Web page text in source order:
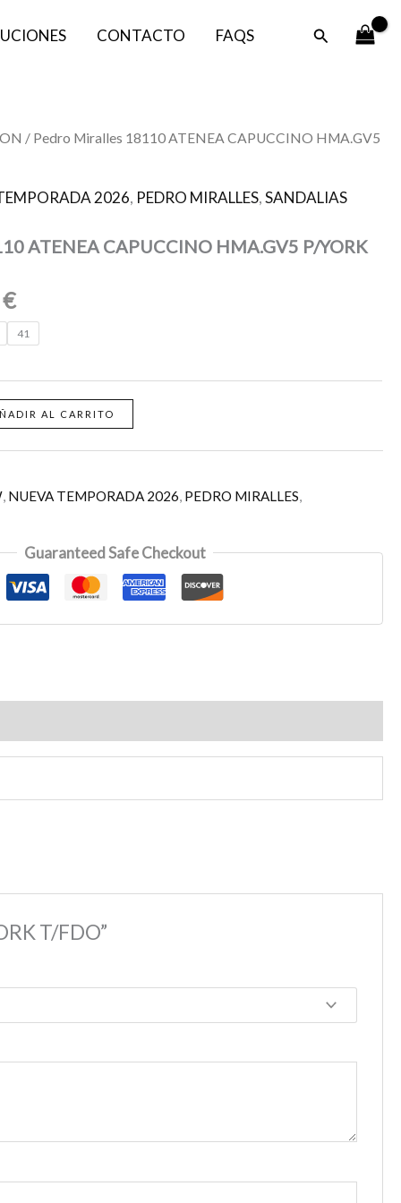
CONTACTO FAQS Buscar
/ Pedro Miralles 18110 ATENEA CAPUCCINO HMA.GV5
2026, PEDRO MIRALLES,SANDALIAS
ATENEA CAPUCCINO HMA.GV5 P/YORK
€.
€
El
actual
es:
80,00 €.
41
AL CARRITO
, NUEVA TEMPORADA 2026, PEDRO MIRALLES,
Guaranteed Safe Checkout
T/FDO”
139,00 €.
80,00 €.